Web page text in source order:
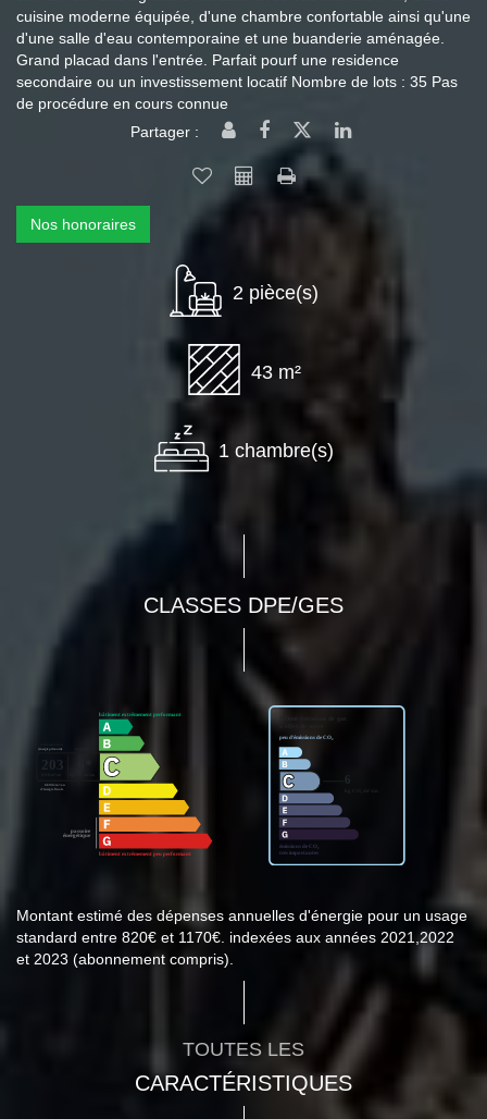
cuisine moderne équipée, d'une chambre confortable ainsi qu'une
d'une salle d'eau contemporaine et une buanderie aménagée.
Grand placad dans l'entrée. Parfait pourf une residence
secondaire ou un investissement locatif Nombre de lots : 35 Pas
de procédure en cours connue
Partager :
Nos honoraires
2 pièce(s)
43 m²
1 chambre(s)
CLASSES DPE/GES
Montant estimé des dépenses annuelles d'énergie pour un usage
standard entre 820€ et 1170€. indexées aux années 2021,2022
et 2023 (abonnement compris).
TOUTES LES
CARACTÉRISTIQUES